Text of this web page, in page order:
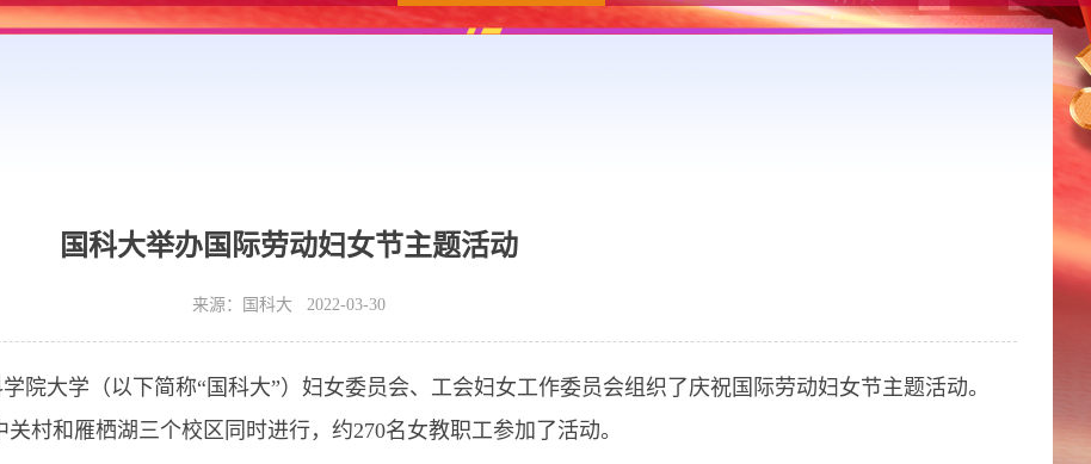
国科大举办国际劳动妇女节主题活动
来源：国科大 2022-03-30
大学（以下简称“国科大”）妇女委员会、工会妇女工作委员会组织了庆祝国际劳动妇女节主题活动。
村和雁栖湖三个校区同时进行，约270名女教职工参加了活动。